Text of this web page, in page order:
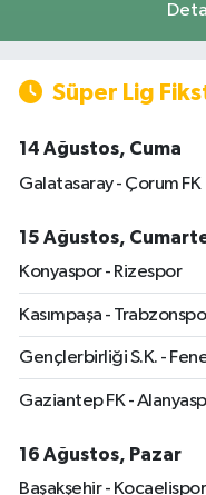
Süper Lig
14 Ağustos, Cuma
Galatasaray - Çorum FK
15 Ağustos,
Konyaspor - Rizespor
Kasımpaşa -
Gençlerbirliği S.K. -
Gaziantep FK -
16 Ağustos, Pazar
Başakşehir - Kocaelispor